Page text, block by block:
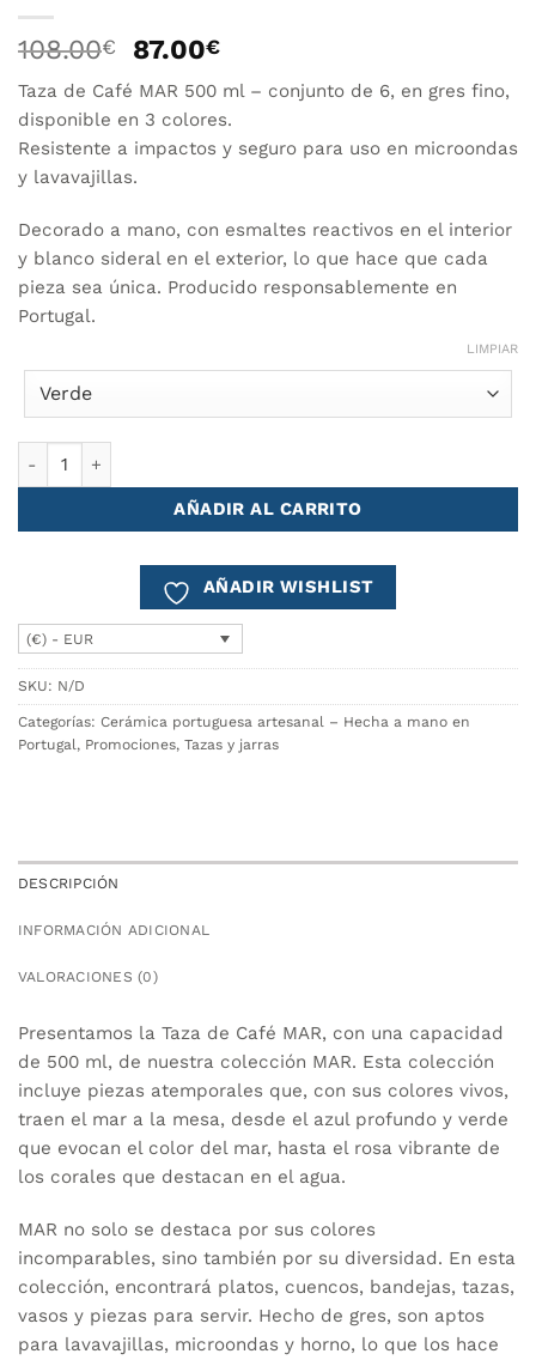
108.00€
El
original
era:
108.00€.
87.00€El
actual
es:
87.00€.
Taza de Café MAR 500 ml – conjunto de 6, en gres fino,
disponible en 3 colores.
Resistente a impactos y seguro para uso en microondas
y lavavajillas.
Decorado a mano, con esmaltes reactivos en el interior
y blanco sideral en el exterior, lo que hace que cada
pieza sea única. Producido responsablemente en
Portugal.
LIMPIAR
AÑADIR AL CARRITO
AÑADIR WISHLIST
(€) - EUR
SKU: N/D
Categorías: Cerámica portuguesa artesanal – Hecha a mano en
Portugal, Promociones, Tazas y jarras
DESCRIPCIÓN
INFORMACIÓN ADICIONAL
VALORACIONES (0)
Presentamos la Taza de Café MAR, con una capacidad
de 500 ml, de nuestra colección MAR. Esta colección
incluye piezas atemporales que, con sus colores vivos,
traen el mar a la mesa, desde el azul profundo y verde
que evocan el color del mar, hasta el rosa vibrante de
los corales que destacan en el agua.
MAR no solo se destaca por sus colores
incomparables, sino también por su diversidad. En esta
colección, encontrará platos, cuencos, bandejas, tazas,
vasos y piezas para servir. Hecho de gres, son aptos
para lavavajillas, microondas y horno, lo que los hace